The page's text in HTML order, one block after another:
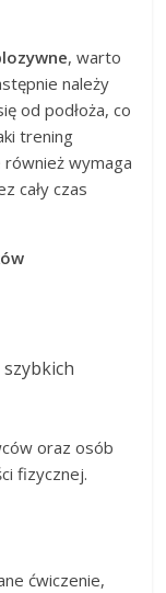
, warto
należy
od podłoża, co
trening
również wymaga
cały czas
oraz osób
fizycznej.
ćwiczenie,